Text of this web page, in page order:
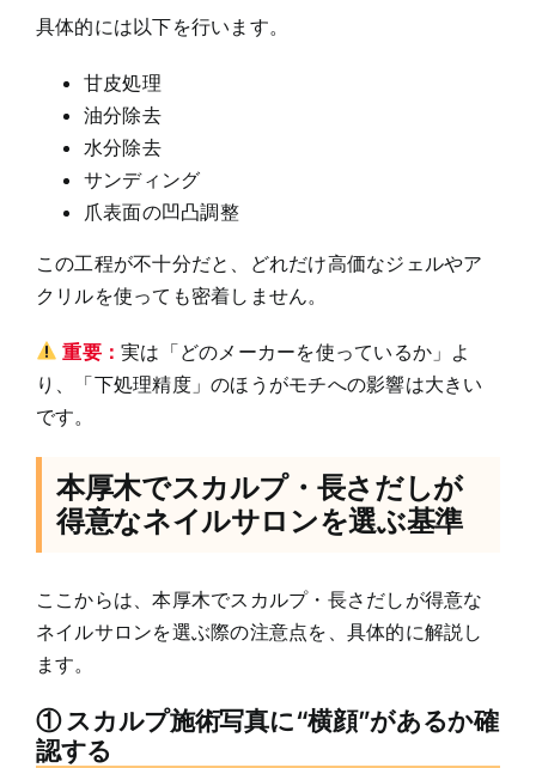
具体的には以下を行います。
甘皮処理
油分除去
水分除去
サンディング
爪表面の凹凸調整
この工程が不十分だと、どれだけ高価なジェルやア
クリルを使っても密着しません。
重要：実は「どのメーカーを使っているか」よ
り、「下処理精度」のほうがモチへの影響は大きい
です。
本厚木でスカルプ・長さだしが
得意なネイルサロンを選ぶ基準
ここからは、本厚木でスカルプ・長さだしが得意な
ネイルサロンを選ぶ際の注意点を、具体的に解説し
ます。
① スカルプ施術写真に“横顔”があるか確
認する